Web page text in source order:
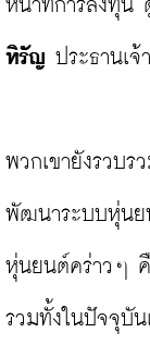
หน้าที่การลงทุน
หิรัญ ประธานเ
พวกเขายังรวบร
พัฒนาระบบหุ่นย
หุ่นยนต์คร่าวๆ
รวมทั้งในปัจจุบั